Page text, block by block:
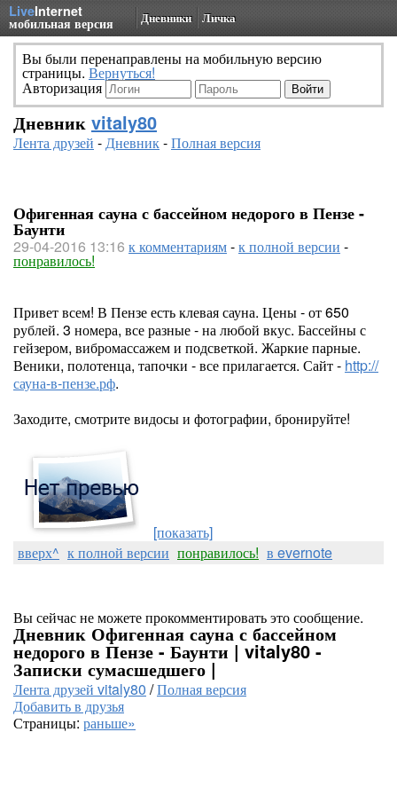
LiveInternet
мобильная версия Дневники Личка
Вы были перенаправлены на мобильную версию
страницы. Вернуться!
Авторизация
Дневник vitaly80
Лента друзей -Дневник-Полная версия
Офигенная сауна с бассейном недорого в Пензе -
Баунти
29-04-2016 13:16 к комментариям-к полной версии -
понравилось!
Привет всем! В Пензе есть клевая сауна. Цены - от 650
рублей. 3 номера, все разные - на любой вкус. Бассейны с
гейзером, вибромассажем и подсветкой. Жаркие парные.
Веники, полотенца, тапочки - все прилагается. Сайт - http://
сауна-в-пензе.рф.
Заходите, смотрите видосы и фотографии, бронируйте!
[показать]
вверх^ к полной версии понравилось! в evernote
Вы сейчас не можете прокомментировать это сообщение.
Дневник Офигенная сауна с бассейном
недорого в Пензе - Баунти | vitaly80 -
Записки сумасшедшего |
Лента друзей vitaly80 /Полная версия
Добавить в друзья
Страницы: раньше»